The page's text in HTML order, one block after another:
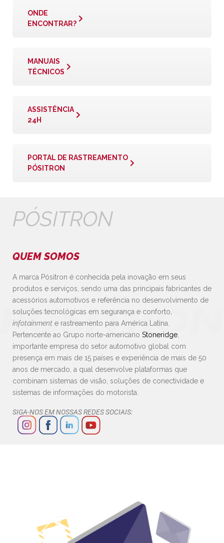
ONDE
ENCONTRAR?
MANUAIS
TÉCNICOS
ASSISTÊNCIA
24H
PORTAL DE RASTREAMENTO
PÓSITRON
PÓSITRON
QUEM SOMOS
A marca Pósitron é conhecida pela inovação em seus
produtos e serviços, sendo uma das principais fabricantes de
acessórios automotivos e referência no desenvolvimento de
soluções tecnológicas em segurança e conforto,
infotainment e rastreamento para América Latina.
Pertencente ao Grupo norte-americano Stoneridge
importante empresa do setor automotivo global com
presença em mais de 15 países e experiência de mais de 50
anos de mercado, a qual desenvolve plataformas que
combinam sistemas de visão, soluções de conectividade e
sistemas de informações do motorista.
SIGA-NOS EM NOSSAS REDES SOCIAIS: